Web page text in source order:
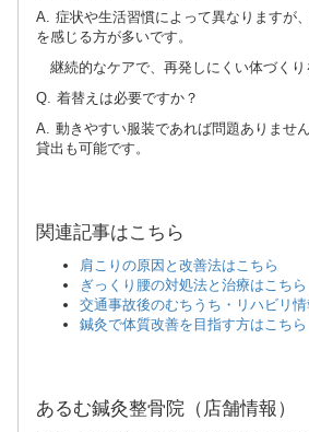
A. 症状や生活習慣によって異なりますが
を感じる方が多いです。
継続的なケアで、再発しにくい体づくり
Q. 着替えは必要ですか？
A. 動きやすい服装であれば問題ありませ
貸出も可能です。
関連記事はこちら
肩こりの原因と改善法はこちら
ぎっくり腰の対処法と治療はこちら
交通事故後のむちうち・リハビリ
鍼灸で体質改善を目指す方はこちら
あるむ鍼灸整骨院（店舗情報）